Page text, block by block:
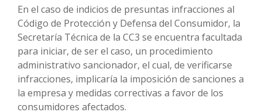
En el caso de indicios de presuntas infracciones al
Código de Protección y Defensa del Consumidor, la
Secretaría Técnica de la CC3 se encuentra facultada
para iniciar, de ser el caso, un procedimiento
administrativo sancionador, el cual, de verificarse
infracciones, implicaría la imposición de sanciones a
la empresa y medidas correctivas a favor de los
consumidores afectados.